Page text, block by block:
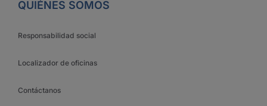
QUIÉNES SOMOS
Responsabilidad social
Localizador de oficinas
Contáctanos